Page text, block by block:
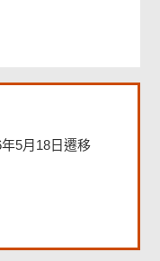
5月18日遷移